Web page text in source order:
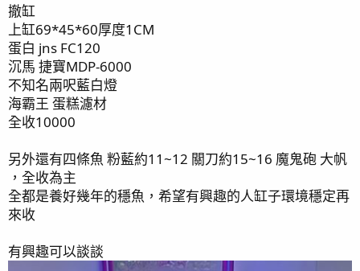
撤缸
上缸69*45*60厚度1CM
蛋白 jns FC120
沉馬 捷寶MDP-6000
不知名兩呎藍白燈
海霸王 蛋糕濾材
全收10000
另外還有四條魚 粉藍約11~12 關刀約15~16 魔鬼砲 大帆
，全收為主
全都是養好幾年的穩魚，希望有興趣的人缸子環境穩定再
來收
有興趣可以談談